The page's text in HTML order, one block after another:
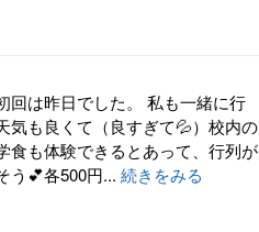
回は昨日でした。 私も一緒に行
気も良くて（良すぎて💦）校内の
食も体験できるとあって、行列が
う💕各500円... 続きをみる